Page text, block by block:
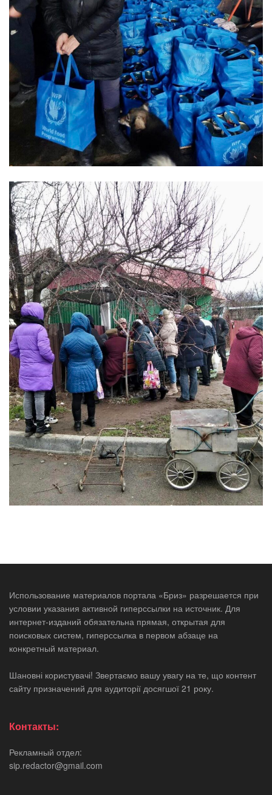
Использование материалов портала «Бриз» разрешается при
условии указания активной гиперссылки на источник. Для
интернет-изданий обязательна прямая, открытая для
поисковых систем, гиперссылка в первом абзаце на
конкретный материал.
Шановні користувачі! Звертаємо вашу увагу на те, що контент
сайту призначений для аудиторії досягшої 21 року.
Контакты:
Рекламный отдел:
sip.redactor@gmail.com